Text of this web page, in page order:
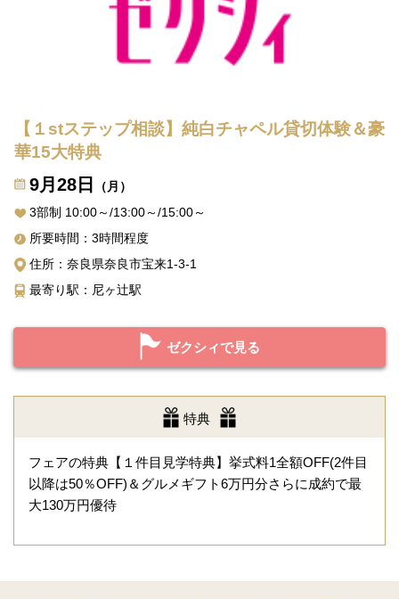
【１stステップ相談】純白チャペル貸切体験＆豪
華15大特典
9月28日
（月）
3部制 10:00～/13:00～/15:00～
所要時間：3時間程度
住所：奈良県奈良市宝来1-3-1
最寄り駅：尼ヶ辻駅
ゼクシィで見る
特典
フェアの特典【１件目見学特典】挙式料1全額OFF(2件目
以降は50％OFF)＆グルメギフト6万円分さらに成約で最
大130万円優待